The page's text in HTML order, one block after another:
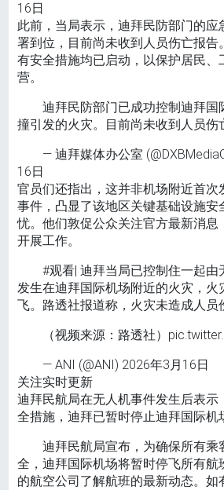
16日
此前，当局表示，迪拜民防部门的应
署到位，目前尚未收到人员伤亡报告
有安全措施均已启动，以保护居民、
营。
迪拜民防部门已成功控制迪拜国
撞引发的火灾。目前尚未收到人员伤
— 迪拜媒体办公室
16日
官员们还指出，这并非机场附近首次
事件，凸显了该地区关键基础设施安
忧。他们敦促公众关注官方最新消息
开展工作。
#观看| 迪拜当局已控制住一起由
发生在迪拜国际机场附近的火灾，火
飞。路透社报道称，火灾未造成人员
（视频来源：路透社）
— ANI (@ANI) 2026年3月16日
关注实时更新
迪拜民航局在无人机事件发生后表示
全措施，迪拜已暂时停止迪拜国际机
迪拜民航局宣布，为确保所有乘
全，迪拜国际机场将暂时停飞所有航
的航空公司了解航班的最新动态。如